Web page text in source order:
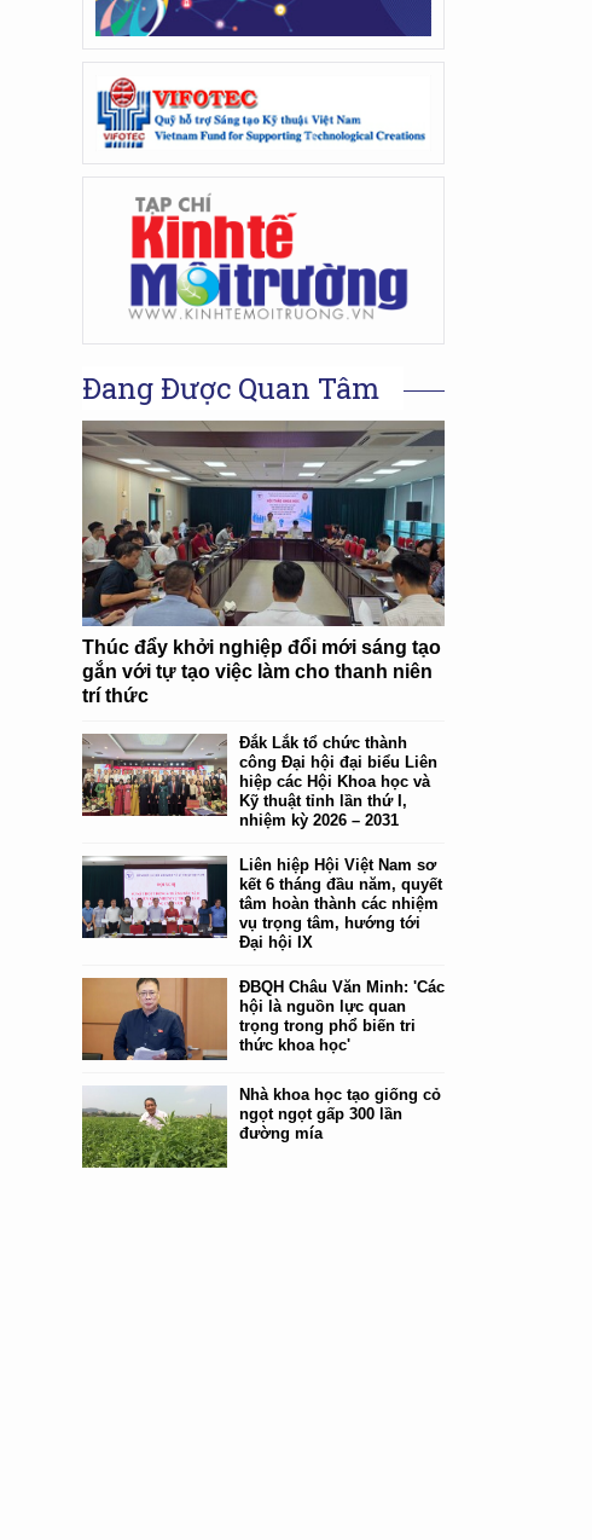
Đang Được Quan Tâm
Thúc đẩy khởi nghiệp đổi mới sáng tạo
gắn với tự tạo việc làm cho thanh niên
trí thức
Đắk Lắk tổ chức thành
công Đại hội đại biểu Liên
hiệp các Hội Khoa học và
Kỹ thuật tỉnh lần thứ I,
nhiệm kỳ 2026 – 2031
Liên hiệp Hội Việt Nam sơ
kết 6 tháng đầu năm, quyết
tâm hoàn thành các nhiệm
vụ trọng tâm, hướng tới
Đại hội IX
ĐBQH Châu Văn Minh: 'Các
hội là nguồn lực quan
trọng trong phổ biến tri
thức khoa học'
Nhà khoa học tạo giống cỏ
ngọt ngọt gấp 300 lần
đường mía